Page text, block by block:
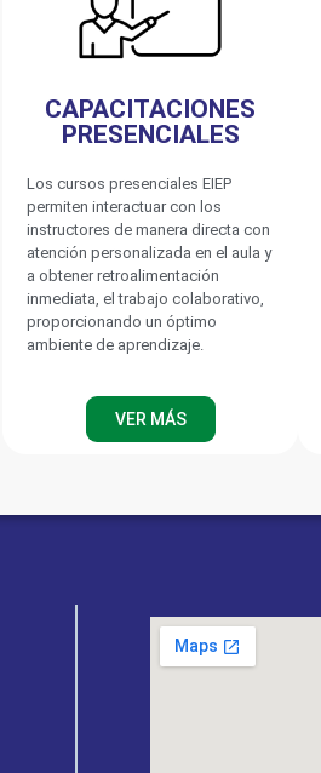
CAPACITACIONES
PRESENCIALES
Los cursos presenciales EIEP
permiten interactuar con los
instructores de manera directa con
atención personalizada en el aula y
a obtener retroalimentación
inmediata, el trabajo colaborativo,
proporcionando un óptimo
ambiente de aprendizaje.
VER MÁS